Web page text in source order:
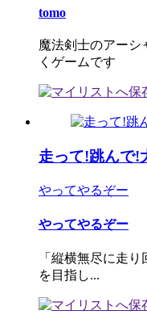
tomo
魔法剣士のアーシ
くゲームです
走って!跳んで!
やってやるぞー
やってやるぞー
「縦横無尽に走
を目指し...